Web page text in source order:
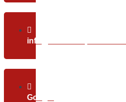
info@christundpartner.com
Google